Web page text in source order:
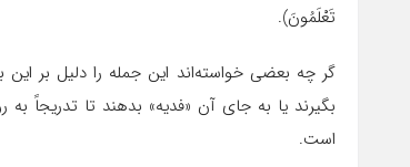
تَعْلَمُونَ).
گر چه بعضى خواسته‌اند این جمله را دلیل بر
بگیرند یا به جاى آن «فدیه» بدهند تا تدریجاً
است.